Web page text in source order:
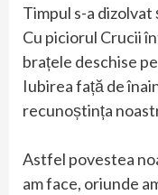
Timpul s-a
Cu piciorul Crucii
brațele deschise
Iubirea față de
recunoștința
Astfel povestea
am face, oriunde